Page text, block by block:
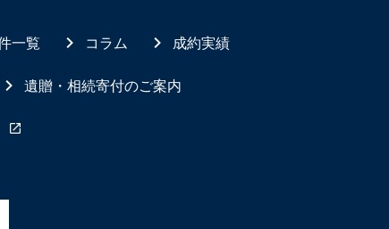
一覧 コラム 成約実績
遺贈・相続寄付のご案内